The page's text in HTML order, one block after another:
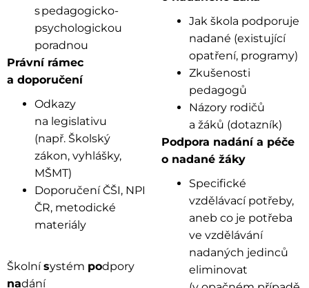
s pedagogicko-
psychologickou
poradnou
Právní rámec
a doporučení
Odkazy
na legislativu
(např. Školský
zákon, vyhlášky,
MŠMT)
Doporučení ČŠI, NPI
ČR, metodické
materiály
Školnísystém podpory
nadání
Jak škola podporuje
nadané (existující
opatření, programy)
Zkušenosti
pedagogů
Názory rodičů
a žáků (dotazník)
Podpora nadání a péče
o nadané žáky
Specifické
vzdělávací potřeby,
aneb co je potřeba
ve vzdělávání
nadaných jedinců
eliminovat